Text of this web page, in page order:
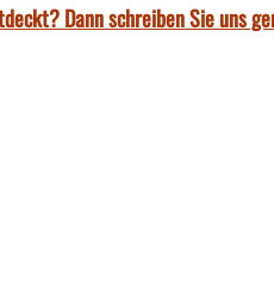
Dann schreiben Sie uns